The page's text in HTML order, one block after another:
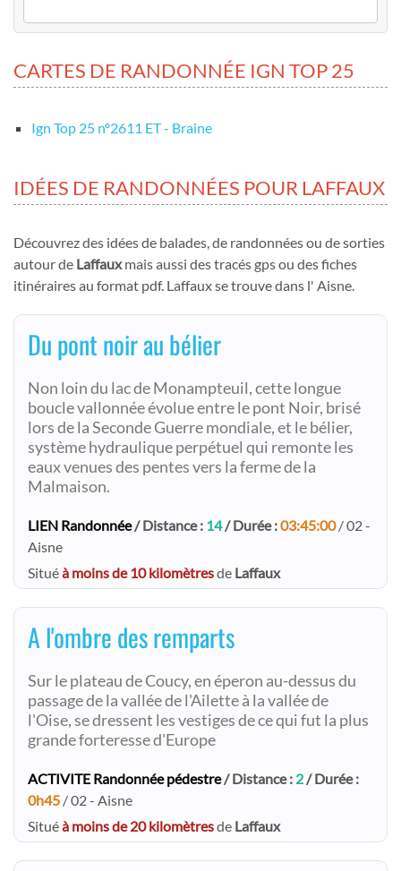
CARTES DE RANDONNÉE IGN TOP 25
Ign Top 25 nº2611 ET - Braine
IDÉES DE RANDONNÉES POUR LAFFAUX
Découvrez des idées de balades, de randonnées ou de sorties
autour de Laffauxmais aussi des tracés gps ou des fiches
itinéraires au format pdf. Laffaux se trouve dans l' Aisne.
Du pont noir au bélier
Non loin du lac de Monampteuil, cette longue
boucle vallonnée évolue entre le pont Noir, brisé
lors de la Seconde Guerre mondiale, et le bélier,
système hydraulique perpétuel qui remonte les
eaux venues des pentes vers la ferme de la
Malmaison.
LIEN Randonnée/ Distance : 14/ Durée :03:45:00/ 02 -
Aisne
Situéà moins de 10 kilomètresde Laffaux
A l'ombre des remparts
Sur le plateau de Coucy, en éperon au-dessus du
passage de la vallée de l'Ailette à la vallée de
l'Oise, se dressent les vestiges de ce qui fut la plus
grande forteresse d'Europe
ACTIVITE Randonnée pédestre/ Distance : 2/ Durée :
0h45 / 02 - Aisne
Situéà moins de 20 kilomètresde Laffaux